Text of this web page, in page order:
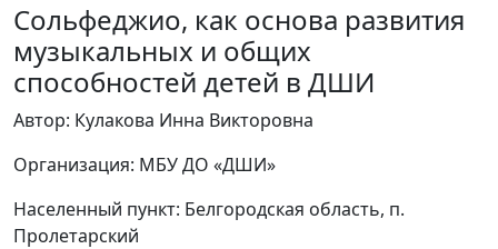
Сольфеджио, как основа развития
музыкальных и общих
способностей детей в ДШИ
Автор: Кулакова Инна Викторовна
Организация: МБУ ДО «ДШИ»
Населенный пункт: Белгородская область, п.
Пролетарский